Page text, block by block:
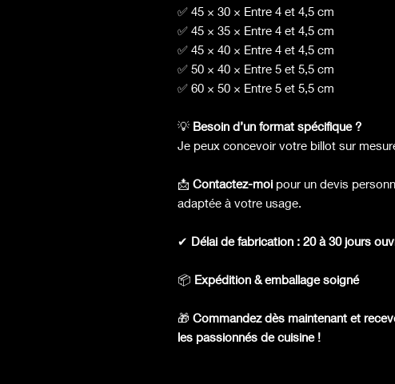
✅ 45 × 30 × Entre 4 et 4,5 cm
✅ 45 × 35 × Entre 4 et 4,5 cm
✅ 45 × 40 × Entre 4 et 4,5 cm
✅ 50 × 40 × Entre 5 et 5,5 cm
✅ 60 × 50 × Entre 5 et 5,5 cm
💡 Besoin d’un format spécifique ?
Je peux concevoir votre billot sur
📩 Contactez-moi pour un devis
adaptée à votre usage.
✔ Délai de fabrication : 20 à 30 jours
📦 Expédition & emballage soigné
🎁 Commandez dès maintenant et
les passionnés de cuisine !